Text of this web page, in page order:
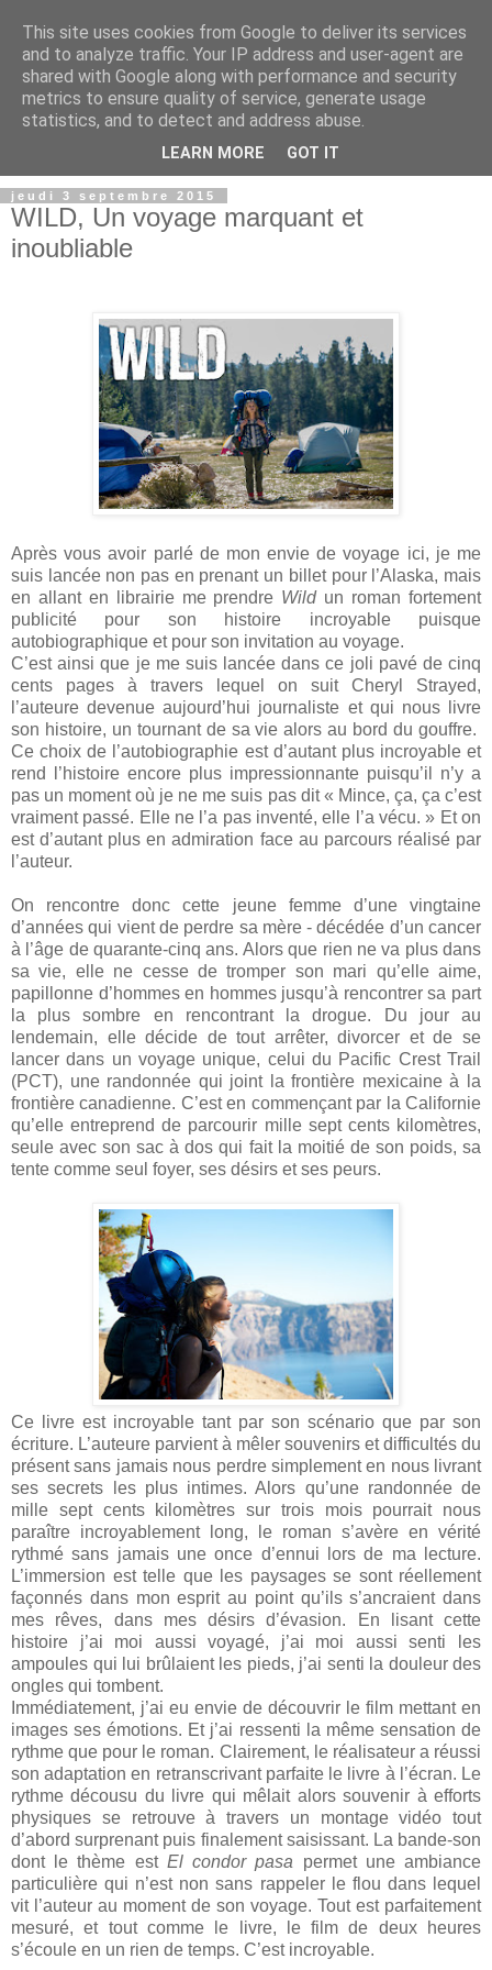
jeudi 3 septembre 2015
WILD, Un voyage marquant et
inoubliable
Après vous avoir parlé de mon envie de voyage ici, je me
suis lancée non pas en prenant un billet pour l’Alaska, mais
en allant en librairie me prendre Wildun roman fortement
publicité pour son histoire incroyable puisque
autobiographique et pour son invitation au voyage.
C’est ainsi que je me suis lancée dans ce joli pavé de cinq
cents pages à travers lequel on suit Cheryl Strayed,
l’auteure devenue aujourd’hui journaliste et qui nous livre
son histoire, un tournant de sa vie alors au bord du gouffre.
Ce choix de l’autobiographie est d’autant plus incroyable et
rend l’histoire encore plus impressionnante puisqu’il n’y a
pas un moment où je ne me suis pas dit « Mince, ça, ça c’est
vraiment passé. Elle ne l’a pas inventé, elle l’a vécu. » Et on
est d’autant plus en admiration face au parcours réalisé par
l’auteur.
On rencontre donc cette jeune femme d’une vingtaine
d’années qui vient de perdre sa mère - décédée d’un cancer
à l’âge de quarante-cinq ans. Alors que rien ne va plus dans
sa vie, elle ne cesse de tromper son mari qu’elle aime,
papillonne d’hommes en hommes jusqu’à rencontrer sa part
la plus sombre en rencontrant la drogue. Du jour au
lendemain, elle décide de tout arrêter, divorcer et de se
lancer dans un voyage unique, celui du Pacific Crest Trail
(PCT), une randonnée qui joint la frontière mexicaine à la
frontière canadienne. C’est en commençant par la Californie
qu’elle entreprend de parcourir mille sept cents kilomètres,
seule avec son sac à dos qui fait la moitié de son poids, sa
tente comme seul foyer, ses désirs et ses peurs.
Ce livre est incroyable tant par son scénario que par son
écriture. L’auteure parvient à mêler souvenirs et difficultés du
présent sans jamais nous perdre simplement en nous livrant
ses secrets les plus intimes. Alors qu’une randonnée de
mille sept cents kilomètres sur trois mois pourrait nous
paraître incroyablement long, le roman s’avère en vérité
rythmé sans jamais une once d’ennui lors de ma lecture.
L’immersion est telle que les paysages se sont réellement
façonnés dans mon esprit au point qu’ils s’ancraient dans
mes rêves, dans mes désirs d’évasion. En lisant cette
histoire j’ai moi aussi voyagé, j’ai moi aussi senti les
ampoules qui lui brûlaient les pieds, j’ai senti la douleur des
ongles qui tombent.
Immédiatement, j’ai eu envie de découvrir le film mettant en
images ses émotions. Et j’ai ressenti la même sensation de
rythme que pour le roman. Clairement, le réalisateur a réussi
son adaptation en retranscrivant parfaite le livre à l’écran. Le
rythme décousu du livre qui mêlait alors souvenir à efforts
physiques se retrouve à travers un montage vidéo tout
d’abord surprenant puis finalement saisissant. La bande-son
dont le thème est El condor pasa permet une ambiance
particulière qui n’est non sans rappeler le flou dans lequel
vit l’auteur au moment de son voyage. Tout est parfaitement
mesuré, et tout comme le livre, le film de deux heures
s’écoule en un rien de temps. C’est incroyable.
This site uses cookies from Google to deliver its services
and to analyze traffic. Your IP address and user-agent are
shared with Google along with performance and security
metrics to ensure quality of service, generate usage
statistics, and to detect and address abuse.
LEARN MORE GOT IT